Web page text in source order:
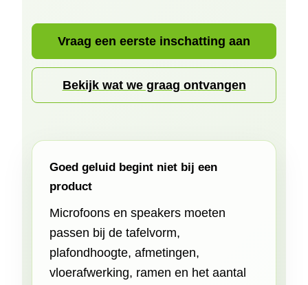
Vraag een eerste inschatting aan
Bekijk wat we graag ontvangen
Goed geluid begint niet bij een
product
Microfoons en speakers moeten
passen bij de tafelvorm,
plafondhoogte, afmetingen,
vloerafwerking, ramen en het aantal